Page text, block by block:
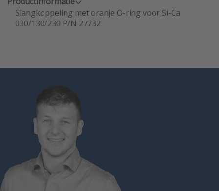
Slangkoppeling met oranje O-ring voor Si-Ca
030/130/230 P/N 27732